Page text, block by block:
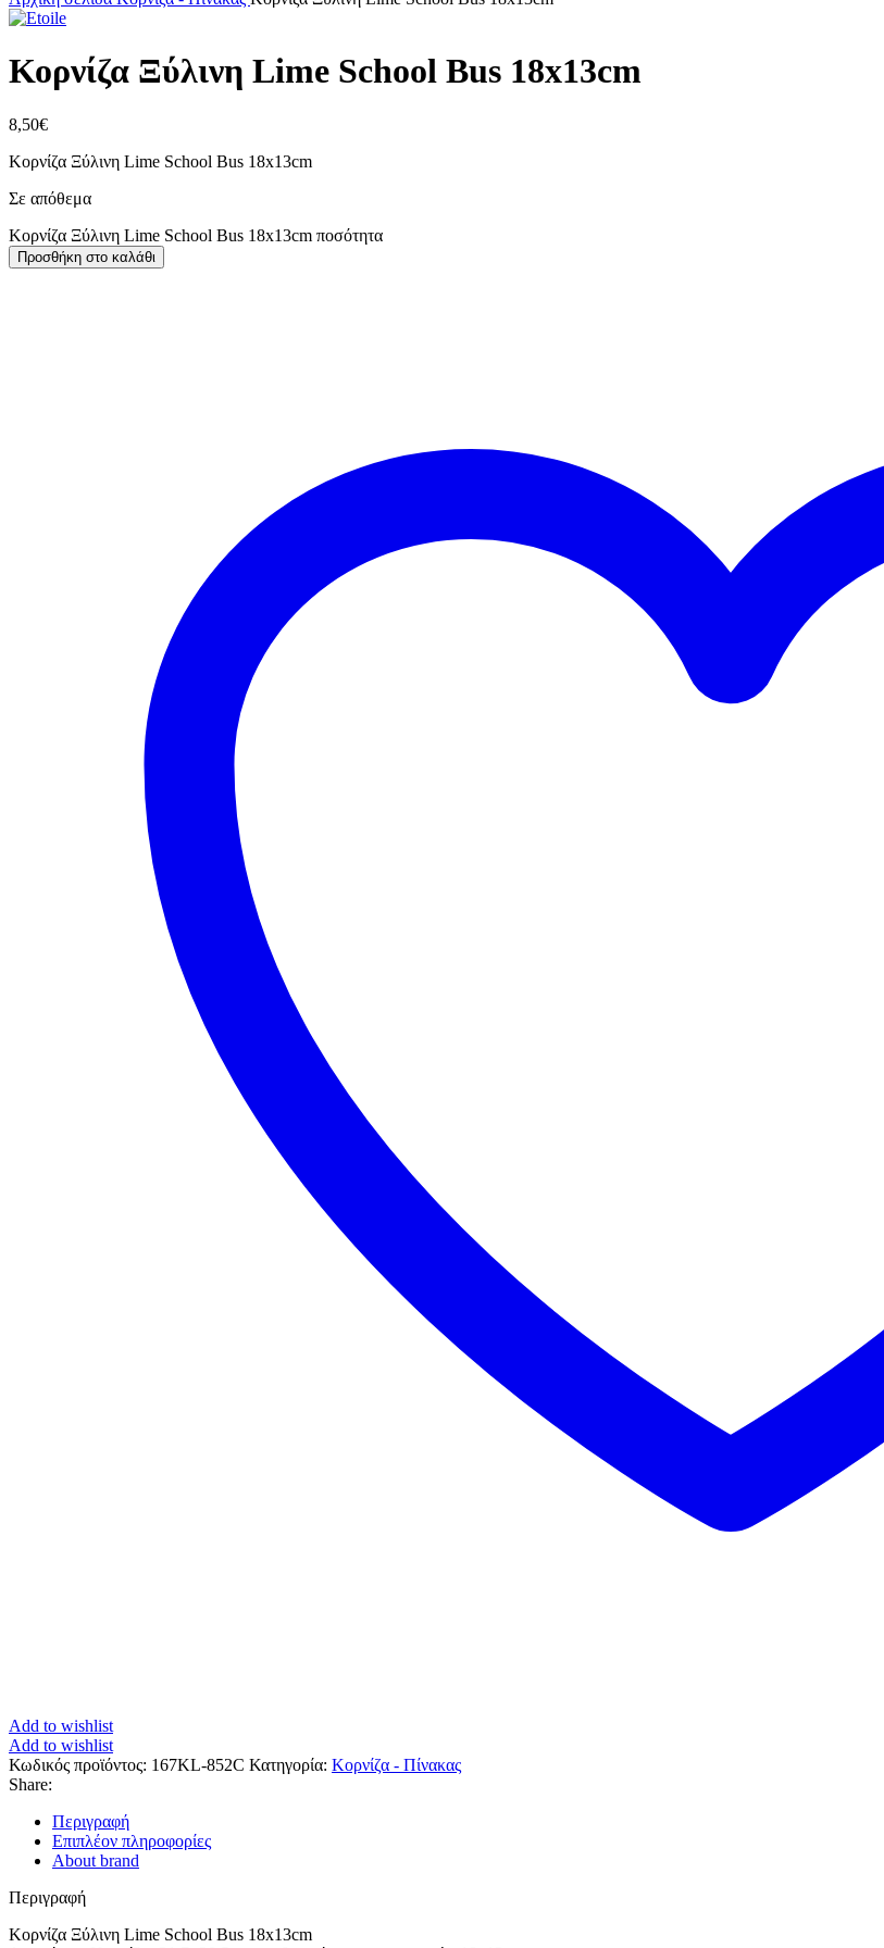
Κορνίζα Ξύλινη Lime School Bus 18x13cm
8,50€
Κορνίζα Ξύλινη Lime School Bus 18x13cm
Σε απόθεμα
Κορνίζα Ξύλινη Lime School Bus 18x13cm ποσότητα
Προσθήκη στο καλάθι
Add to wishlist
Add to wishlist
Κωδικός προϊόντος: 167KL-852C Κατηγορία: Κορνίζα - Πίνακας
Share:
Περιγραφή
Επιπλέον πληροφορίες
About brand
Περιγραφή
Κορνίζα Ξύλινη Lime School Bus 18x13cm